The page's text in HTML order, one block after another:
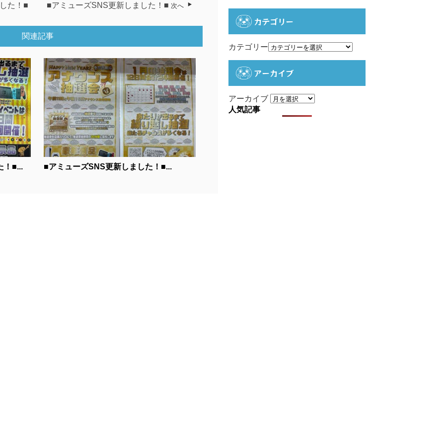
た！■ ■アミューズSNS更新しました！■ 次へ
関連記事
！■... ■アミューズSNS更新しました！■...
カテゴリー
カテゴリー
アーカイブ
アーカイブ
人気記事